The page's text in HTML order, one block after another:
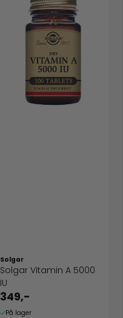
Solgar
Solgar Vitamin A 5000
IU
349,-
På lager